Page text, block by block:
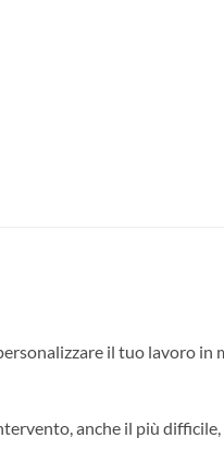
il tuo lavoro in
anche il più